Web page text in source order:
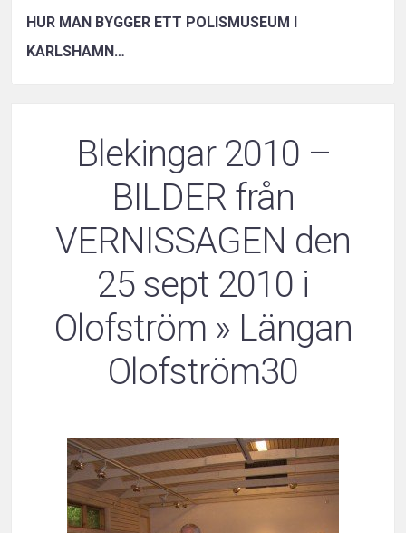
HUR MAN BYGGER ETT POLISMUSEUM I
KARLSHAMN…
Blekingar 2010 –
BILDER från
VERNISSAGEN den
25 sept 2010 i
Olofström » Längan
Olofström30